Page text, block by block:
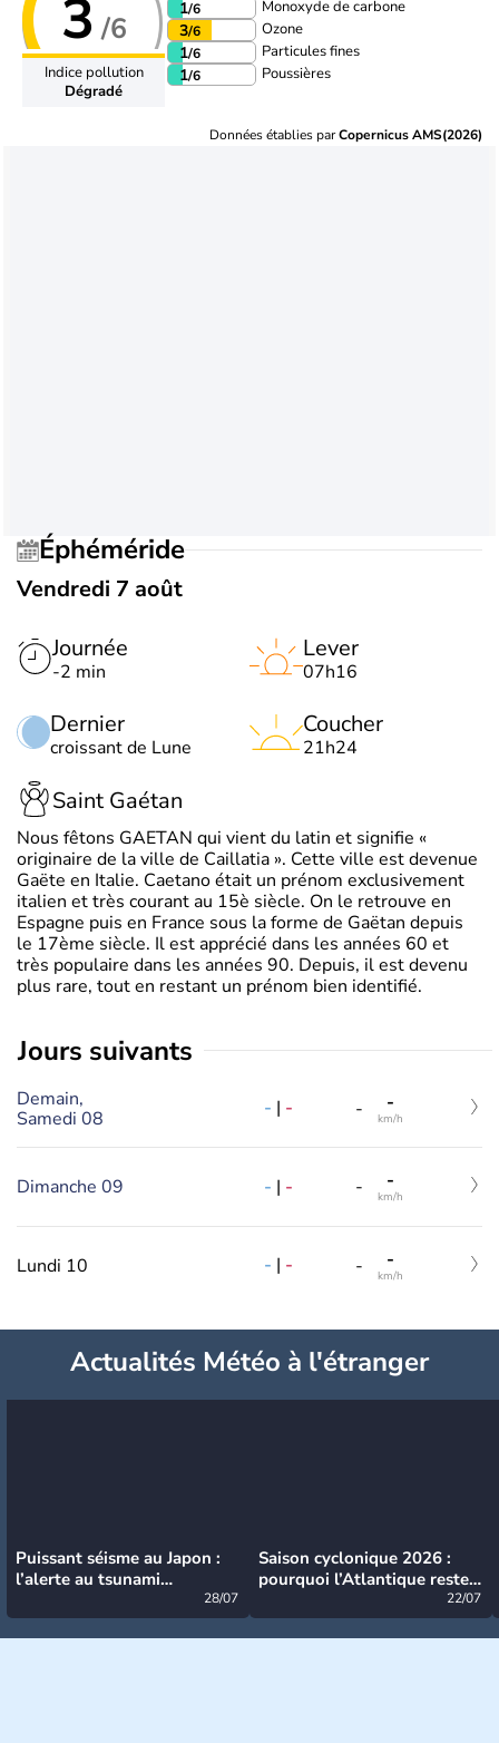
3 /6
Indice pollution
Dégradé
1/6 Monoxyde de carbone
3/6 Ozone
1/6 Particules fines
1/6 Poussières
Données établies parCopernicus AMS(2026)
Éphéméride
Vendredi 7 août
Journée
-2 min
Dernier
croissant de Lune
Lever
07h16
Coucher
21h24
Saint Gaétan
Nous fêtons GAETAN qui vient du latin et signifie «
originaire de la ville de Caillatia ». Cette ville est devenue
Gaëte en Italie. Caetano était un prénom exclusivement
italien et très courant au 15è siècle. On le retrouve en
Espagne puis en France sous la forme de Gaëtan depuis
le 17ème siècle. Il est apprécié dans les années 60 et
très populaire dans les années 90. Depuis, il est devenu
plus rare, tout en restant un prénom bien identifié.
jours suivants
Demain,
Samedi 08
- | - - -
km/h
Dimanche 09 - | - - -
km/h
Lundi 10 - | - - -
km/h
Actualités Météo à l'étranger
Puissant séisme au Japon :
l’alerte au tsunami
28/07
Saison cyclonique 2026 :
pourquoi l’Atlantique reste
22/07